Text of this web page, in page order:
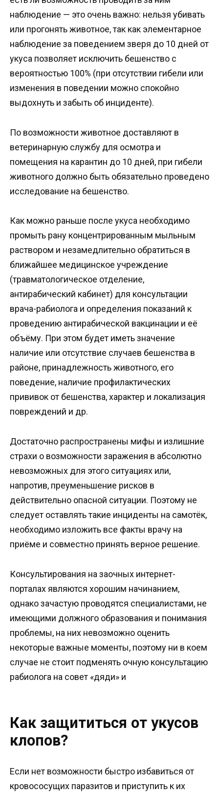
наблюдение — это очень важно: нельзя убивать
или прогонять животное, так как элементарное
наблюдение за поведением зверя до 10 дней от
укуса позволяет исключить бешенство с
вероятностью 100% (при отсутствии гибели или
изменения в поведении можно спокойно
выдохнуть и забыть об инциденте).
По возможности животное доставляют в
ветеринарную службу для осмотра и
помещения на карантин до 10 дней, при гибели
животного должно быть обязательно проведено
исследование на бешенство.
Как можно раньше после укуса необходимо
промыть рану концентрированным мыльным
раствором и незамедлительно обратиться в
ближайшее медицинское учреждение
(травматологическое отделение,
антирабический кабинет) для консультации
врача-рабиолога и определения показаний к
проведению антирабической вакцинации и её
объёму. При этом будет иметь значение
наличие или отсутствие случаев бешенства в
районе, принадлежность животного, его
поведение, наличие профилактических
прививок от бешенства, характер и локализация
повреждений и др.
Достаточно распространены мифы и излишние
страхи о возможности заражения в абсолютно
невозможных для этого ситуациях или,
напротив, преуменьшение рисков в
действительно опасной ситуации. Поэтому не
следует оставлять такие инциденты на самотёк,
необходимо изложить все факты врачу на
приёме и совместно принять верное решение.
Консультирования на заочных интернет-
порталах являются хорошим начинанием,
однако зачастую проводятся специалистами, не
имеющими должного образования и понимания
проблемы, на них невозможно оценить
некоторые важные моменты, поэтому ни в коем
случае не стоит подменять очную консультацию
рабиолога на совет «дяди» и
Как защититься от укусов
клопов?
Если нет возможности быстро избавиться от
кровососущих паразитов и приступить к их